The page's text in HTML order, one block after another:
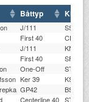
Båttyp Klubb
J/111
SSVÄ
First 40
CRSS
J/111
KNS
First 40
SFSF
One-Off
STSS
Ker 39
KSSS
GP42
BSF
Centerline 40 STSS